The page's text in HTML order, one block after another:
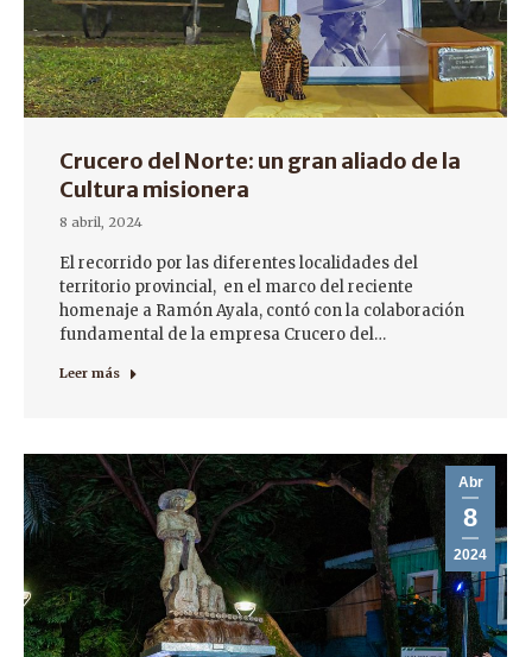
Crucero del Norte: un gran aliado de la
Cultura misionera
8 abril, 2024
El recorrido por las diferentes localidades del
territorio provincial, en el marco del reciente
homenaje a Ramón Ayala, contó con la colaboración
fundamental de la empresa Crucero del…
Leer más
Abr
8
2024